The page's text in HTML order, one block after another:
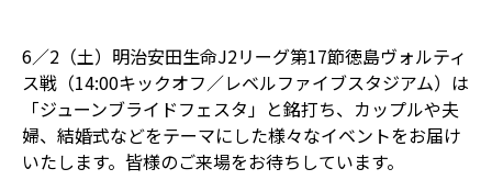
6／2（土）明治安田生命J2リーグ第17節徳島ヴォルティ
ス戦（14:00キックオフ／レベルファイブスタジアム）は
「ジューンブライドフェスタ」と銘打ち、カップルや夫
婦、結婚式などをテーマにした様々なイベントをお届け
いたします。皆様のご来場をお待ちしています。